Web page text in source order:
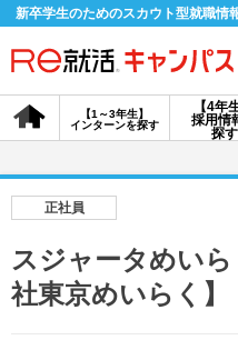
新卒学生のためのスカウト型就職情
【4年
採用情
探す
【1～3年生】
インターンを探す
会員登録
正社員
スジャータめい
社東京めいらく】